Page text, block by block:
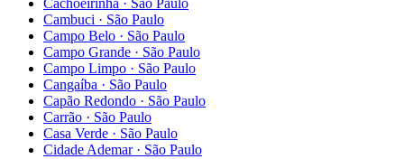
Cachoeirinha · São Paulo
Cambuci · São Paulo
Campo Belo · São Paulo
Campo Grande · São Paulo
Campo Limpo · São Paulo
Cangaíba · São Paulo
Capão Redondo · São Paulo
Carrão · São Paulo
Casa Verde · São Paulo
Cidade Ademar· São Paulo